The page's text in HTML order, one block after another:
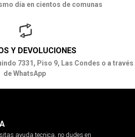
día en cientos de comunas
Y DEVOLUCIONES
7331, Piso 9, Las Condes o a través
de WhatsApp
ayuda tecnica, no dudes en